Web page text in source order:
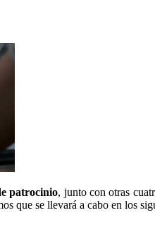
patrocinio, junto con otras
que se llevará a cabo en los